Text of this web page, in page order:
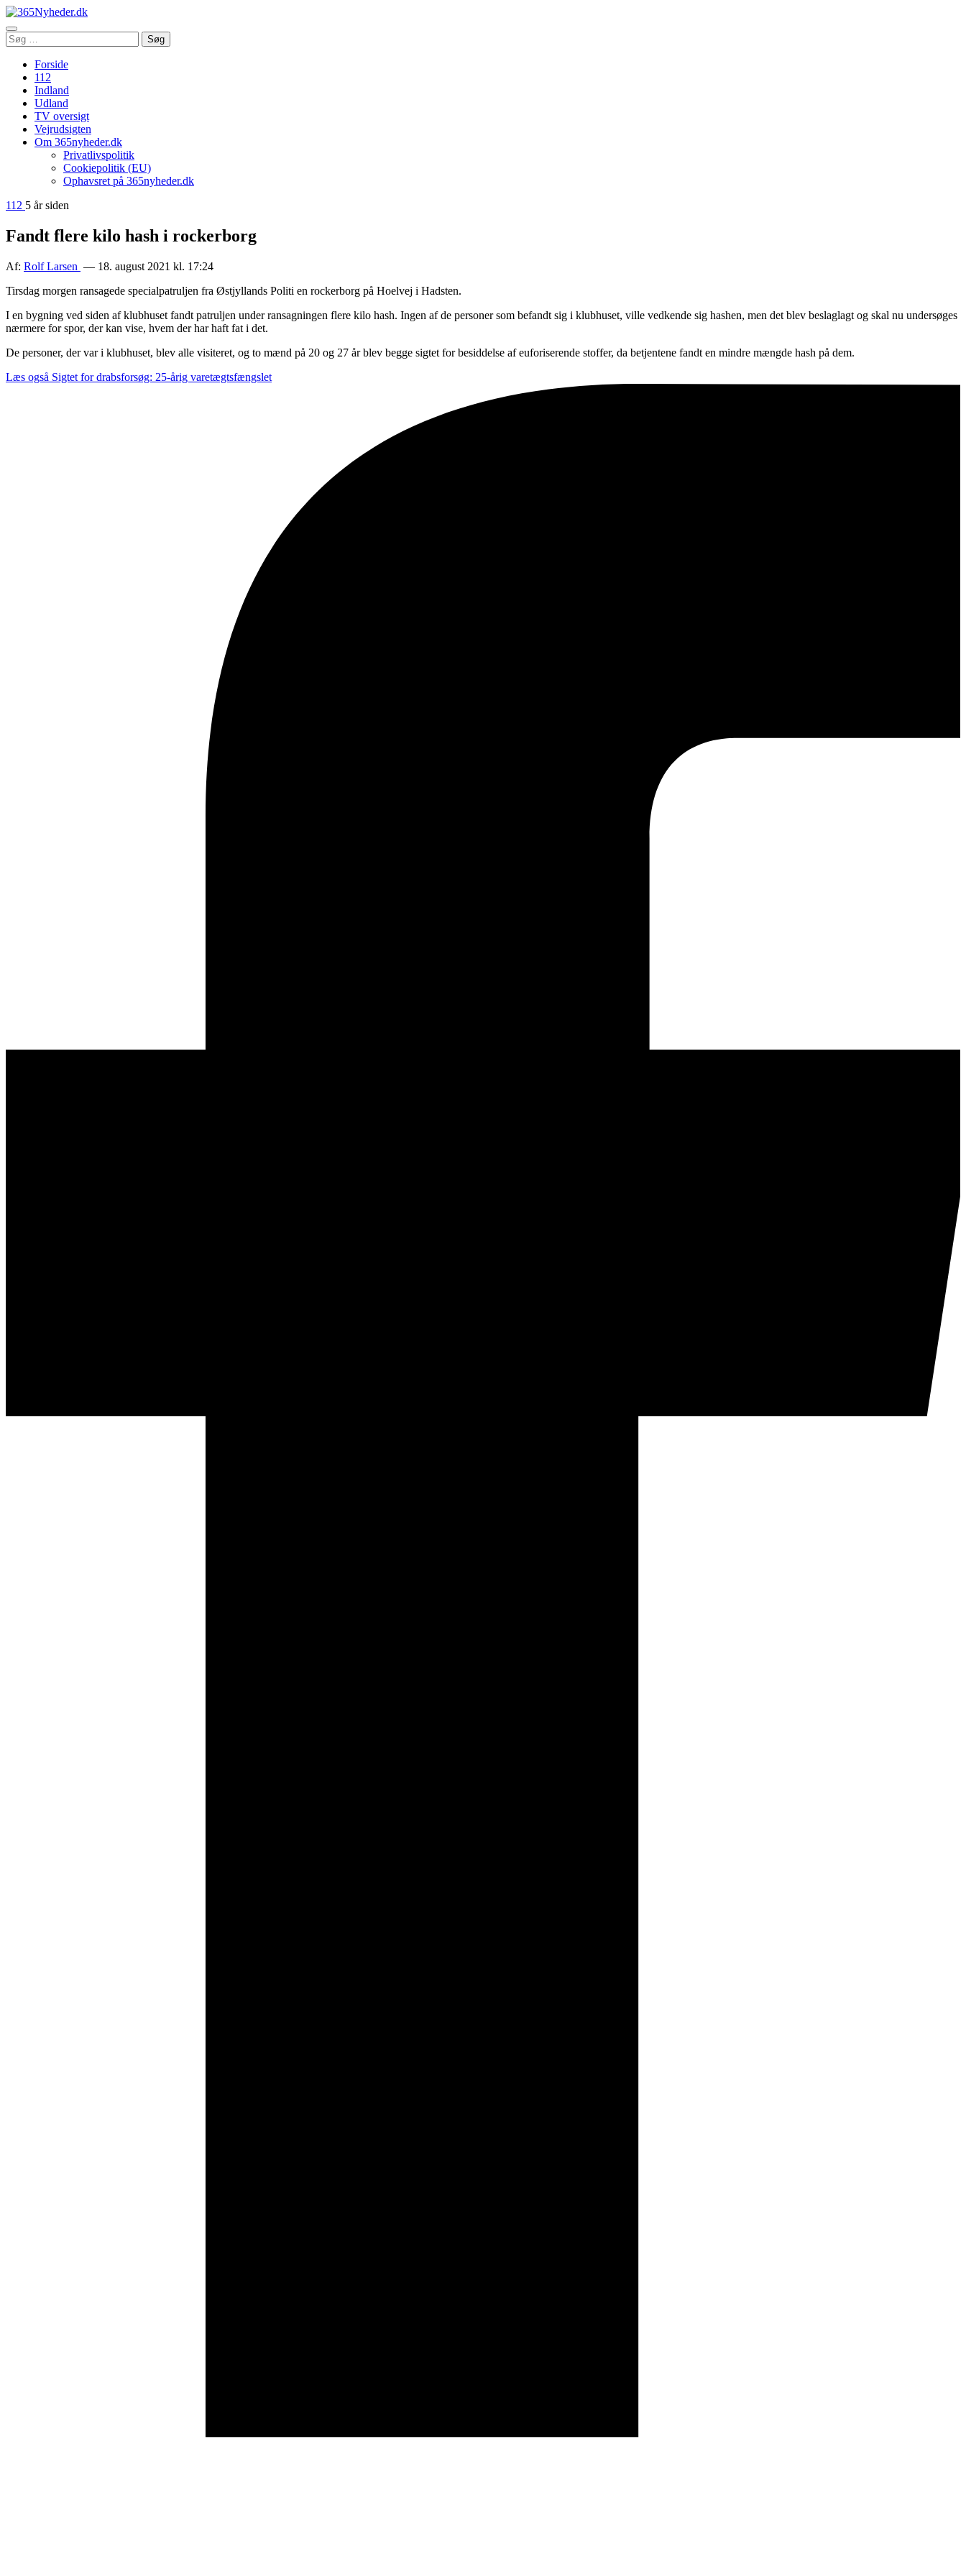
Åbn
menu
Søg
efter:
Søg
Forside
112
Indland
Udland
TV oversigt
Vejrudsigten
Om 365nyheder.dk
Privatlivspolitik
Cookiepolitik (EU)
Ophavsret på 365nyheder.dk
112 5 år siden
Fandt flere kilo hash i rockerborg
Af: Rolf Larsen — 18. august 2021 kl. 17:24
Tirsdag morgen ransagede specialpatruljen fra Østjyllands Politi en rockerborg på Hoelvej i Hadsten.
I en bygning ved siden af klubhuset fandt patruljen under ransagningen flere kilo hash. Ingen af de personer som befandt sig i klubhuset, ville vedkende sig hashen, men det blev beslaglagt og skal nu undersøges
nærmere for spor, der kan vise, hvem der har haft fat i det.
De personer, der var i klubhuset, blev alle visiteret, og to mænd på 20 og 27 år blev begge sigtet for besiddelse af euforiserende stoffer, da betjentene fandt en mindre mængde hash på dem.
Læs også Sigtet for drabsforsøg: 25-årig varetægtsfængslet